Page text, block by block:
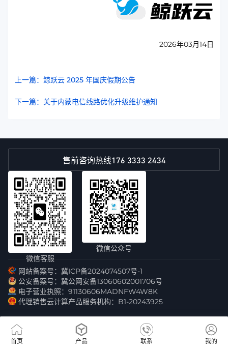
2026年03月14日
上一篇：鲸跃云 2025 年国庆假期公告
下一篇：关于内蒙电信线路优化升级维护通知
售前咨询热线176 3333 2434
微信客服
微信公众号
网站备案号：冀ICP备2024074507号-1
公安备案号：冀公网安备13060602001706号
电子营业执照：91130606MADNFW4W8K
代理销售云计算产品服务机构：B1-20243925
首页 产品 联系 我的